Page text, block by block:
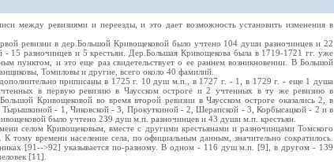
между ревизиями и переезды, и это дает возможность установить изменения в
ревизии в дер.Большой Кривощековой было учтено 104 души разночинцев и 22
15 разночинцев и 5 крестьян. Дер.Большая Кривощекова была в 1719-1721 гг. уже
пунктом, и это еще раз свидетельствует о ее раннем возникновении. В Большой
Томиловы и другие, всего около 40 фамилий.
приписаны в 1725 г. 10 душ м.п., в 1727 г. - 1, в 1729 г. - еще 1 душа
в первую ревизию в Чаусском остроге и 2 учтенных в ту же ревизию в
Кривощековой во время второй ревизии в Чаусском остроге оказались 2, в
- 1, Чиковской - 3, Прокуткиной - 2, Шерапской - 3, Корбысацкой - 2 и в
было учтено 239 душ м.п. разночинцев и 43 души м.п. крестьян.
селом Кривощековым, вместе с другими крестьянами и разночинцами Томского
тому времени население села, по официальным данным, значительно сократилось.
[91-->92] указывается по-разному. В одном - 116 душ м.п. [9], в другом - 139
[11].